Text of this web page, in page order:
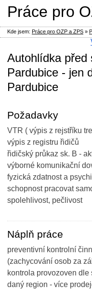
Autohlídka před
Pardubice - jen
Pardubice
Požadavky
VTR ( výpis z rejstříku
výpis z registru řidičů
řidičský průkaz sk. B -
výborné komunikační
fyzická zdatnost a
schopnost pracovat
spolehlivost, pečlivost
Náplň práce
preventivní kontrolní
(zachycování osob za
kontrola provozoven
daný region - více
Práce pro
Kde jsem: Práce pro OZP a ZPS »